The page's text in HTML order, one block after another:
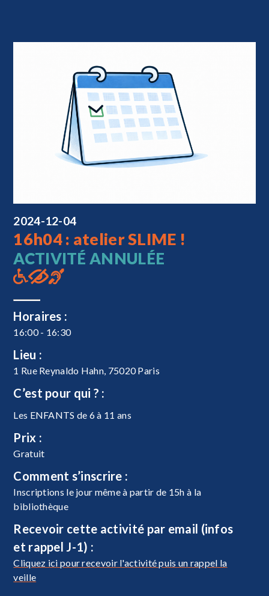
2024-12-04
16h04 : atelier SLIME !
ACTIVITÉ ANNULÉE
Horaires :
16:00 - 16:30
Lieu :
1 Rue Reynaldo Hahn, 75020 Paris
C’est pour qui ? :
Les ENFANTS de 6 à 11 ans
Prix :
Gratuit
Comment s’inscrire :
Inscriptions le jour même à partir de 15h à la
bibliothèque
Recevoir cette activité par email (infos
et rappel J-1) :
Cliquez ici pour recevoir l'activité puis un rappel la
veille